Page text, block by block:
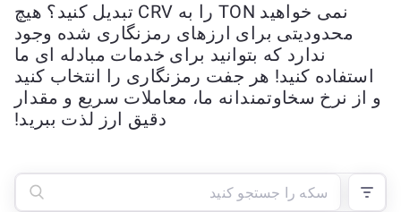
نمی خواهید TON را به CRV تبدیل کنید؟ هیچ
محدودیتی برای ارزهای رمزنگاری شده وجود
ندارد که بتوانید برای خدمات مبادله ای ما
استفاده کنید! هر جفت رمزنگاری را انتخاب کنید
و از نرخ سخاوتمندانه ما، معاملات سریع و مقدار
دقیق ارز لذت ببرید!